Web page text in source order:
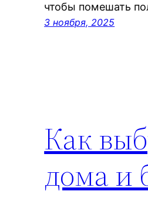
чтобы помешать
3 ноября, 2025
Как
дома и